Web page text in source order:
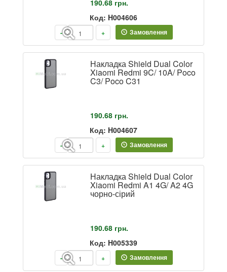
190.68 грн.
Код: H004606
- + Замовлення
Накладка Shield Dual Color
Xiaomi Redmi 9C/ 10A/ Poco
C3/ Poco C31
190.68 грн.
Код: H004607
- + Замовлення
Накладка Shield Dual Color
Xiaomi Redmi A1 4G/ A2 4G
чорно-сірий
190.68 грн.
Код: H005339
- + Замовлення